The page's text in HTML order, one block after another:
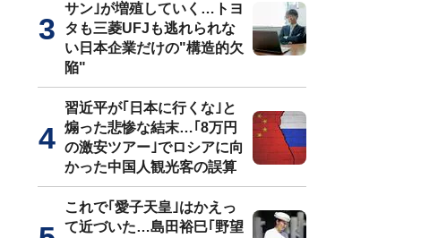
サン｣が増殖していく…トヨ
タも三菱UFJも逃れられな
い日本企業だけの"構造的欠
陥"
習近平が｢日本に行くな｣と
煽った悲惨な結末…｢8万円
の激安ツアー｣でロシアに向
かった中国人観光客の誤算
これで｢愛子天皇｣はかえっ
て近づいた…島田裕巳｢野望